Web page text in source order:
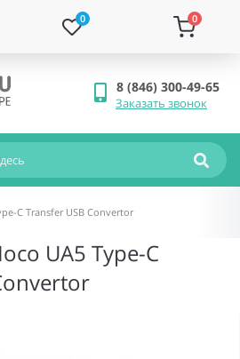
0 0
8 (846) 300-49-65
Заказать звонок
C Transfer USB Convertor
UA5 Type-C